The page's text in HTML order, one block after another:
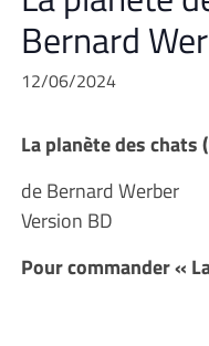
Bernard
12/06/2024
La planète des chats
de Bernard Werber
Version BD
Pour commander «